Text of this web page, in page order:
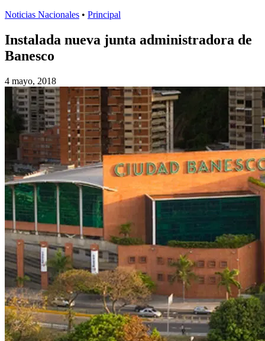
Noticias Nacionales • Principal
Instalada nueva junta administradora de
Banesco
4 mayo, 2018